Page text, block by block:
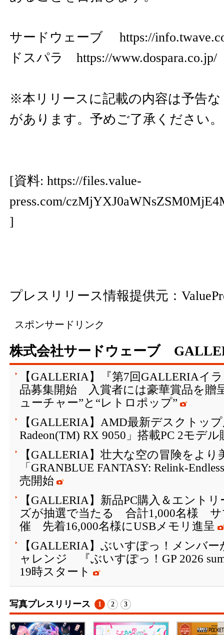
サードウェーブ https://
ドスパラ https://www.dospara.co.jp/
※本リリースに記載の内容は予告
があります。予めご了承ください。
[資料: https://files.value-
press.com/
]
プレスリリース情報提供元：
スポンサードリンク
株式会社サードウェーブ
【GALLERIA】『第7回GALLERIAイ
品募集開始 入賞者には豪華賞品を
ューチャー”と“レトロポップ”
【GALLERIA】AMD最新デスクトッ
Radeon(TM) RX 9050」搭載PC 2モデル
【GALLERIA】壮大な空の冒険をよ
「GRANBLUE FANTASY: Relink-
売開始
【GALLERIA】新品PC購入＆エント
ズが抽選で当たる 合計1,000名様 サ
催 先着16,000名様にUSBメモリ進呈
【GALLERIA】ぶいすぽっ！メンバー
ャレンジ 『ぶいすぽっ！GP 2026
19時スタート
写真プレスリリース 1 2 3